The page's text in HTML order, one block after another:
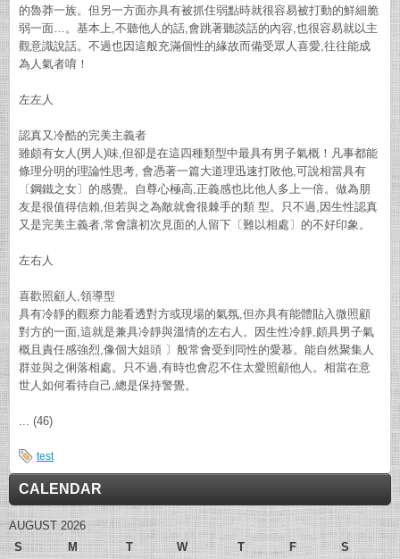
的魯莽一族。但另一方面亦具有被抓住弱點時就很容易被打動的鮮細脆
弱一面…。基本上,不聽他人的話,會跳著聽談話的內容,也很容易就以主
觀意識說話。不過也因這般充滿個性的緣故而備受眾人喜愛,往往能成
為人氣者唷！
左左人
認真又冷酷的完美主義者
雖頗有女人(男人)味,但卻是在這四種類型中最具有男子氣概！凡事都能
條理分明的理論性思考, 會憑著一篇大道理迅速打敗他,可說相當具有
〔鋼鐵之女〕的感覺。自尊心極高,正義感也比他人多上一倍。做為朋
友是很值得信賴,但若與之為敵就會很棘手的類 型。只不過,因生性認真
又是完美主義者,常會讓初次見面的人留下〔難以相處〕的不好印象。
左右人
喜歡照顧人,領導型
具有冷靜的觀察力能看透對方或現場的氣氛,但亦具有能體貼入微照顧
對方的一面,這就是兼具冷靜與溫情的左右人。因生性冷靜,頗具男子氣
概且責任感強烈,像個大姐頭 〕般常會受到同性的愛慕。能自然聚集人
群並與之俐落相處。只不過,有時也會忍不住太愛照顧他人。相當在意
世人如何看待自己,總是保持警覺。
... (46)
test
CALENDAR
AUGUST 2026
S
M T W T F
S